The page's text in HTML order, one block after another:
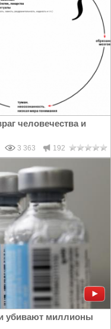
человечества и
3 363 192
убивают миллионы